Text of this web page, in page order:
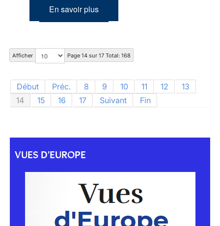
En savoir plus
Afficher Page 14 sur 17 Total: 168
Début Préc. 8 9 10 11 12
13
14
15 16 17 Suivant Fin
VUES D'EUROPE